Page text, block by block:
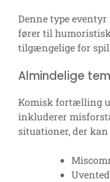
Denne type
fører til
tilgængelige for
Almindelige
Komisk fortælling
inkluderer
situationer, der